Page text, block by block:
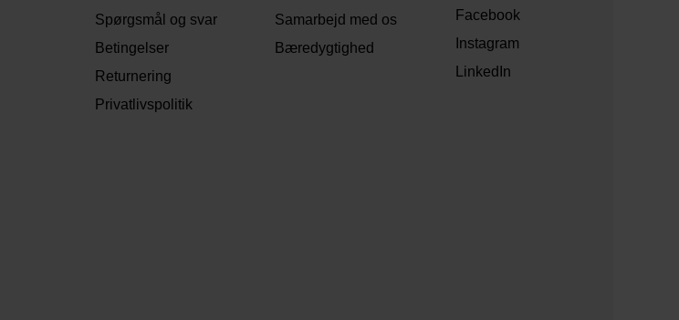
Spørgsmål og svar
Betingelser
Returnering
Privatlivspolitik
Samarbejd med os
Bæredygtighed
Facebook
Instagram
LinkedIn